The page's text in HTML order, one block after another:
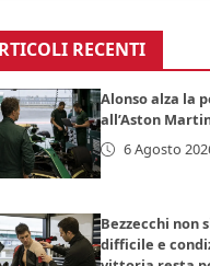
RECENTI
Alonso alza la
all’Aston
6 Agosto
Bezzecchi non
difficile e